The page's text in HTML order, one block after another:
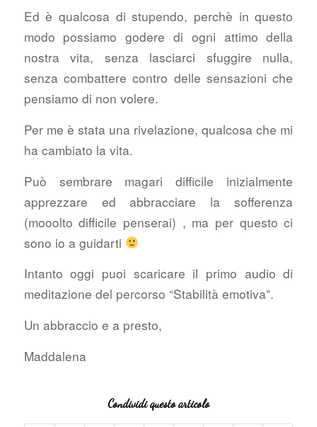
Ed è qualcosa di stupendo, perchè in questo
modo possiamo godere di ogni attimo della
nostra vita, senza lasciarci sfuggire nulla,
senza combattere contro delle sensazioni che
pensiamo di non volere.
Per me è stata una rivelazione, qualcosa che mi
ha cambiato la vita.
Può sembrare magari difficile inizialmente
apprezzare ed abbracciare la sofferenza
(mooolto difficile penserai) , ma per questo ci
sono io a guidarti
Intanto oggi puoi scaricare il primo audio di
meditazione del percorso “Stabilità emotiva”.
Un abbraccio e a presto,
Maddalena
Condividi questo articolo